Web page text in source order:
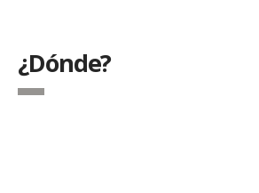
¿Dónde?